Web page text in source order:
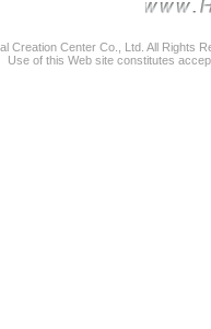
Creation Center Co., Ltd. All Rights
Use of this Web site constitutes